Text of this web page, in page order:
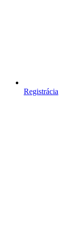
Registrácia